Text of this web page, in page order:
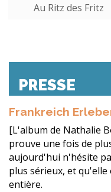
Au Ritz des Fritz
PRESSE
Frankreich
[L'album de Nathalie
prouve une fois de
aujourd'hui n'hésite
plus sérieux, et
entière.